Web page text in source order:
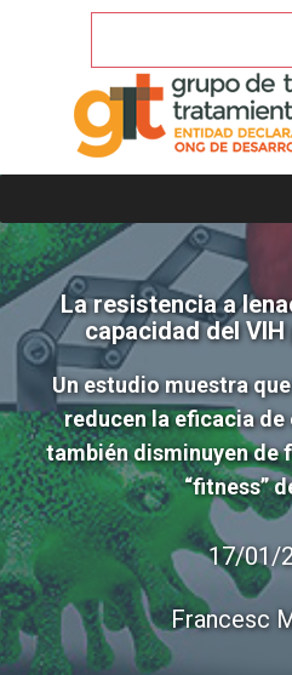
La resistencia a
capacidad del
Un estudio muestra
reducen la eficacia
también disminuyen de
“fitness”
17/01/
Francesc